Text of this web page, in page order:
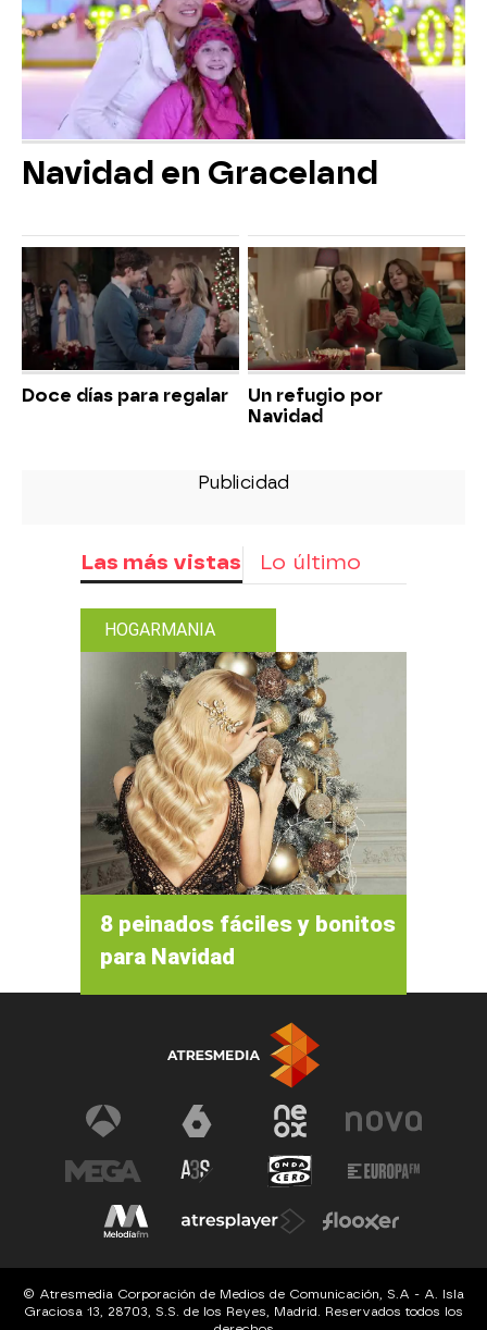
Navidad en Graceland
Doce días para regalar
Un refugio por
Navidad
Las más vistas Lo último
HOGARMANIA
8 peinados fáciles y bonitos
para Navidad
© Atresmedia Corporación de Medios de Comunicación, S.A - A. Isla
Graciosa 13, 28703, S.S. de los Reyes, Madrid. Reservados todos los